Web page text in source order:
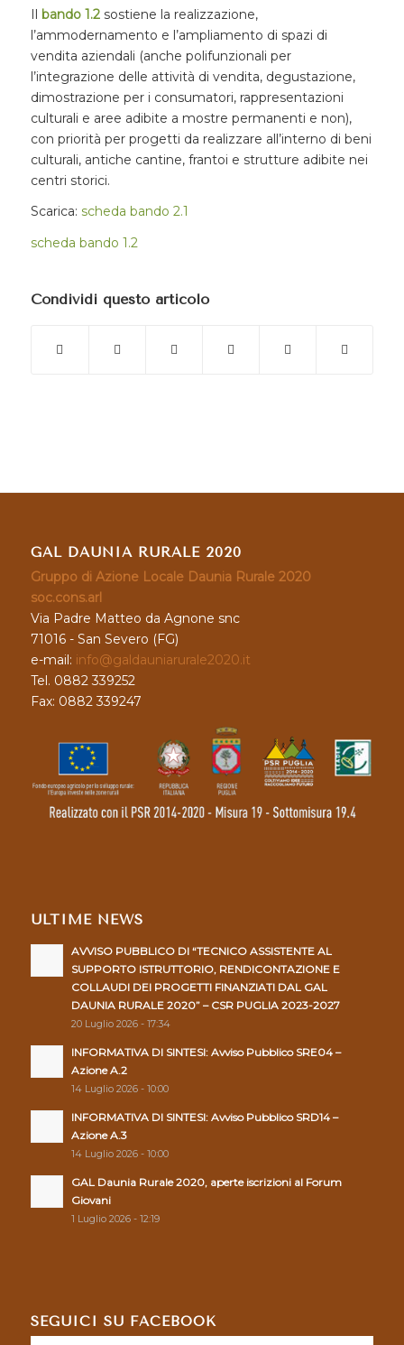
Il bando 1.2sostiene la realizzazione,
l’ammodernamento e l’ampliamento di spazi di
vendita aziendali (anche polifunzionali per
l’integrazione delle attività di vendita, degustazione,
dimostrazione per i consumatori, rappresentazioni
culturali e aree adibite a mostre permanenti e non),
con priorità per progetti da realizzare all’interno di beni
culturali, antiche cantine, frantoi e strutture adibite nei
centri storici.
Scarica: scheda bando 2.1
scheda bando 1.2
Condividi questo articolo
GAL DAUNIA RURALE 2020
Gruppo di Azione Locale Daunia Rurale 2020
soc.cons.arl
Via Padre Matteo da Agnone snc
71016 - San Severo (FG)
e-mail: info@galdauniarurale2020.it
Tel. 0882 339252
Fax: 0882 339247
ULTIME NEWS
AVVISO PUBBLICO DI “TECNICO ASSISTENTE AL
SUPPORTO ISTRUTTORIO, RENDICONTAZIONE E
COLLAUDI DEI PROGETTI FINANZIATI DAL GAL
DAUNIA RURALE 2020” – CSR PUGLIA 2023-2027
20 Luglio 2026 - 17:34
INFORMATIVA DI SINTESI: Avviso Pubblico SRE04 –
Azione A.2
14 Luglio 2026 - 10:00
INFORMATIVA DI SINTESI: Avviso Pubblico SRD14 –
Azione A.3
14 Luglio 2026 - 10:00
GAL Daunia Rurale 2020, aperte iscrizioni al Forum
Giovani
1 Luglio 2026 - 12:19
SEGUICI SU FACEBOOK